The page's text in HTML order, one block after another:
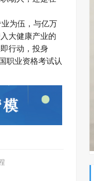
为伍，与亿万
大健康产业的
行动，投身
职业资格考试认